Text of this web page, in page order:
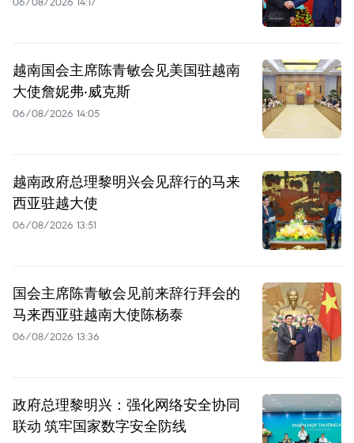
越南国会主席陈青敏会见美国驻越南
大使詹妮弗·威克斯
06/08/2026 14:05
越南政府总理黎明兴会见辞行的马来
西亚驻越大使
06/08/2026 13:51
国会主席陈青敏会见前来辞行拜会的
马来西亚驻越南大使陈杨泰
06/08/2026 13:36
政府总理黎明兴：强化网络安全协同
联动 筑牢国家数字安全防线